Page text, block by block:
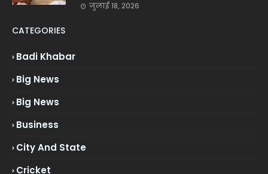
जुलाई 18, 2026
CATEGORIES
Badi Khabar
Big News
Big News
Business
City And State
Cricket